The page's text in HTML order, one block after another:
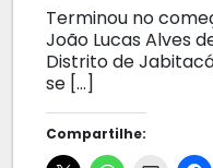
Terminou no
João Lucas Alves
Distrito de
se […]
Compartilhe: